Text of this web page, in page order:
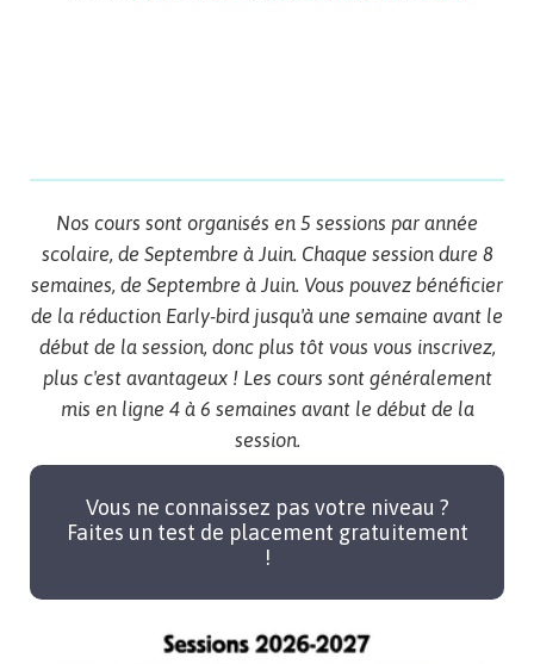
Nos cours sont organisés en 5 sessions par année
scolaire, de Septembre à Juin. Chaque session dure 8
semaines, de Septembre à Juin. Vous pouvez bénéficier
de la réduction Early-bird jusqu'à une semaine avant le
début de la session, donc plus tôt vous vous inscrivez,
plus c'est avantageux ! Les cours sont généralement
mis en ligne 4 à 6 semaines avant le début de la
session.
Vous ne connaissez pas votre niveau ?
Faites un test de placement gratuitement
!
test de placement gratuitement !